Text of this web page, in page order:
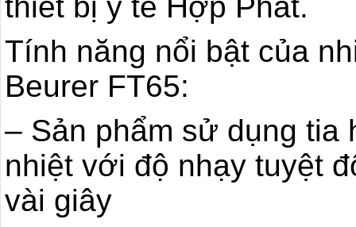
Tính năng nổi bật của
Beurer FT65:
– Sản phẩm sử dụng tia
nhiệt với độ nhạy tuyệt
vài giây